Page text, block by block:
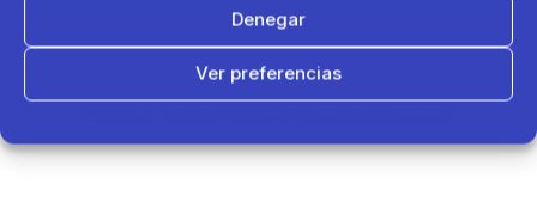
Denegar
Ver preferencias